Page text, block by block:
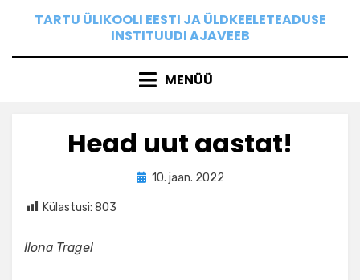
TARTU ÜLIKOOLI EESTI JA ÜLDKEELETEADUSE
INSTITUUDI AJAVEEB
MENÜÜ
Head uut aastat!
by Ilona
Posted
10. jaan. 2022
Külastusi: 803
Ilona Tragel